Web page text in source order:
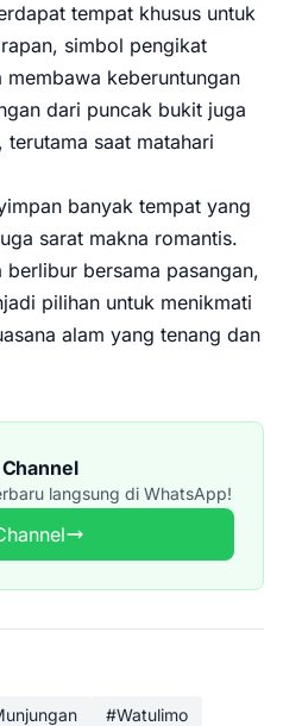
tempat khusus untuk
simbol pengikat
keberuntungan
dari puncak bukit juga
terutama saat matahari
banyak tempat yang
sarat makna romantis.
bersama pasangan,
pilihan untuk menikmati
alam yang tenang dan
langsung di WhatsApp!
#Watulimo